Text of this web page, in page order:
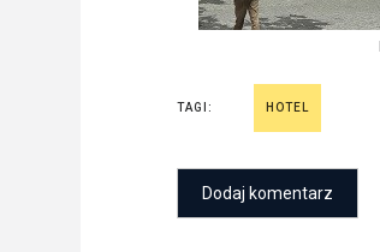
TAGI: HOTEL